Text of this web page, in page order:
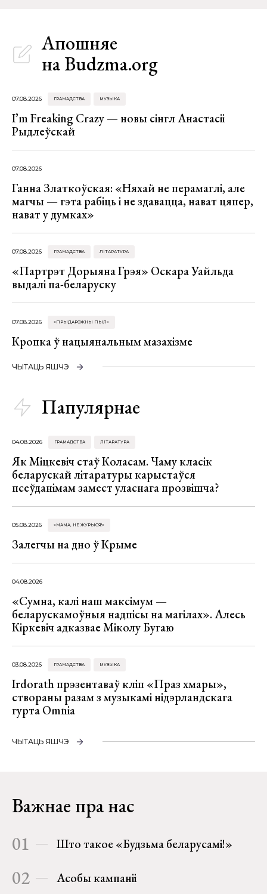
Апошняе
на Budzma.org
07.08.2026 ГРАМАДСТВА МУЗЫКА
I’m Freaking Crazy — новы сінгл Анастасіі
Рыдлеўскай
07.08.2026
Ганна Златкоўская: «Няхай не перамаглі, але
магчы — гэта рабіць і не здавацца, нават цяпер,
нават у думках»
07.08.2026 ГРАМАДСТВА ЛІТАРАТУРА
«Партрэт Дорыяна Грэя» Оскара Уайльда
выдалі па-беларуску
07.08.2026 «ПРЫДАРОЖНЫ ПЫЛ»
Кропка ў нацыянальным мазахізме
ЧЫТАЦЬ ЯШЧЭ
Папулярнае
04.08.2026 ГРАМАДСТВА ЛІТАРАТУРА
Як Міцкевіч стаў Коласам. Чаму класік
беларускай літаратуры карыстаўся
псеўданімам замест уласнага прозвішча?
05.08.2026 «МАМА, НЕ ЖУРЫСЯ!»
Залегчы на дно ў Крыме
04.08.2026
«Сумна, калі наш максімум —
беларускамоўныя надпісы на магілах». Алесь
Кіркевіч адказвае Міколу Бугаю
03.08.2026 ГРАМАДСТВА МУЗЫКА
Irdorath прэзентаваў кліп «Праз хмары»,
створаны разам з музыкамі нідэрландскага
гурта Omnia
ЧЫТАЦЬ ЯШЧЭ
Важнае пра нас
01 Што такое «Будзьма беларусамі!»
02 Асобы кампаніі